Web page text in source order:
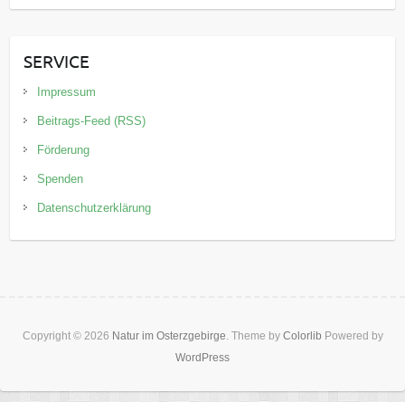
SERVICE
Impressum
Beitrags-Feed (RSS)
Förderung
Spenden
Datenschutzerklärung
Copyright © 2026 Natur im Osterzgebirge. Theme by Colorlib Powered by
WordPress